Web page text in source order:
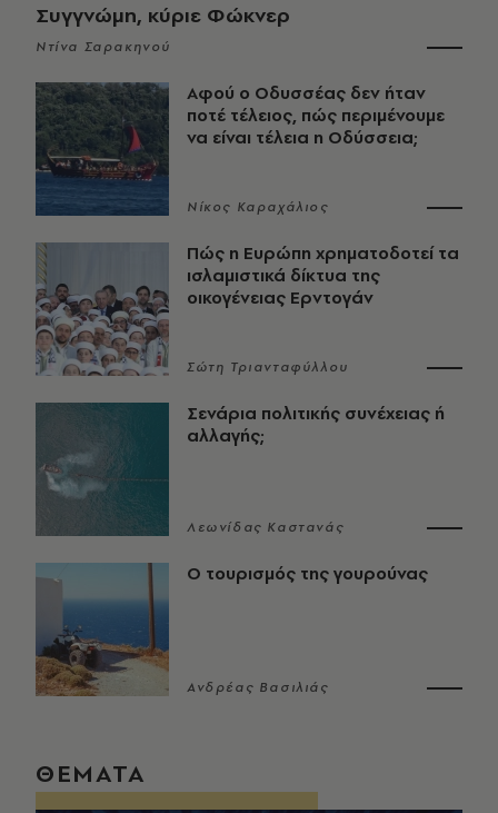
Συγγνώμη, κύριε Φώκνερ
Ντίνα Σαρακηνού
Αφού ο Οδυσσέας δεν ήταν
ποτέ τέλειος, πώς περιμένουμε
να είναι τέλεια η Οδύσσεια;
Νίκος Καραχάλιος
Πώς η Ευρώπη χρηματοδοτεί τα
ισλαμιστικά δίκτυα της
οικογένειας Ερντογάν
Σώτη Τριανταφύλλου
Σενάρια πολιτικής συνέχειας ή
αλλαγής;
Λεωνίδας Καστανάς
Ο τουρισμός της γουρούνας
Ανδρέας Βασιλιάς
ΘΕΜΑΤΑ